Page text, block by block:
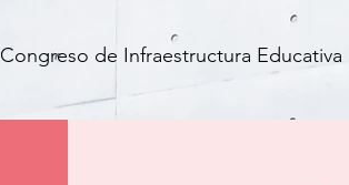
Congreso de Infraestructura Educativa